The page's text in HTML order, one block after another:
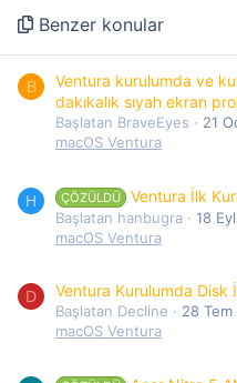
Benzer konular
B
Ventura kurulumda ve
dakıkalık sıyah ekran
Başlatan BraveEyes 21
macOS Ventura
H ÇÖZÜLDÜ Ventura İlk
Başlatan hanbugra 18
macOS Ventura
D Ventura Kurulumda
Başlatan Decline 28
macOS Ventura